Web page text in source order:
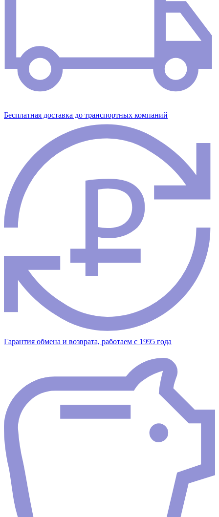
Бесплатная доставка до транспортных компаний
Гарантия обмена и возврата, работаем с 1995 года